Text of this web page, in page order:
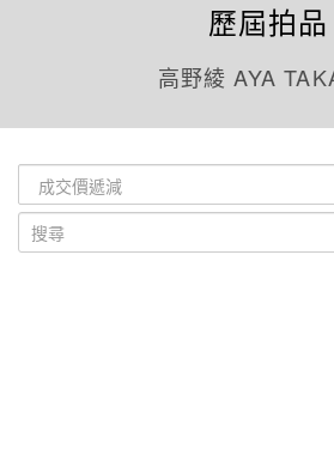
歷屆拍品
高野綾 AYA